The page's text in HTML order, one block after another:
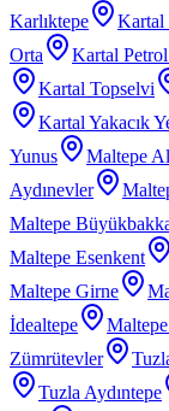
Karlıktepe
Kartal
Orta
Kartal
Kartal Topselvi
Kartal Yakacık
Yunus
Maltepe
Aydınevler
Maltepe
Maltepe Esenkent
Maltepe Girne
İdealtepe
Zümrütevler
Tuzla Aydıntepe